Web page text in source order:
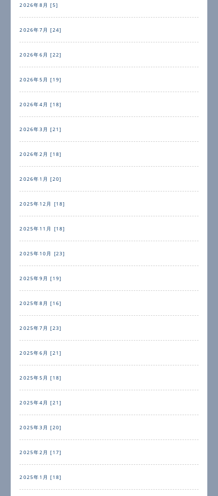
2026年8月 [5]
2026年7月 [24]
2026年6月 [22]
2026年5月 [19]
2026年4月 [18]
2026年3月 [21]
2026年2月 [18]
2026年1月 [20]
2025年12月 [18]
2025年11月 [18]
2025年10月 [23]
2025年9月 [19]
2025年8月 [16]
2025年7月 [23]
2025年6月 [21]
2025年5月 [18]
2025年4月 [21]
2025年3月 [20]
2025年2月 [17]
2025年1月 [18]